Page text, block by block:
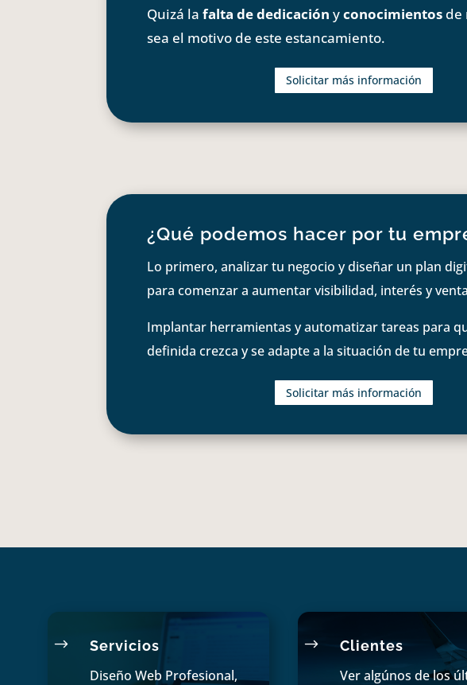
Quizá lafalta de dedicación yconocimientos de
sea el motivo de este estancamiento.
Solicitar más información
¿Qué podemos hacer por tu
Lo primero, analizar tu negocio y diseñar un plan
para comenzar a aumentar visibilidad, interés y
Implantar herramientas y automatizar tareas para
definida crezca y se adapte a la situación de tu
Solicitar más información
$ Servicios
Diseño Web Profesional,
$ Clientes
Ver algúnos de los